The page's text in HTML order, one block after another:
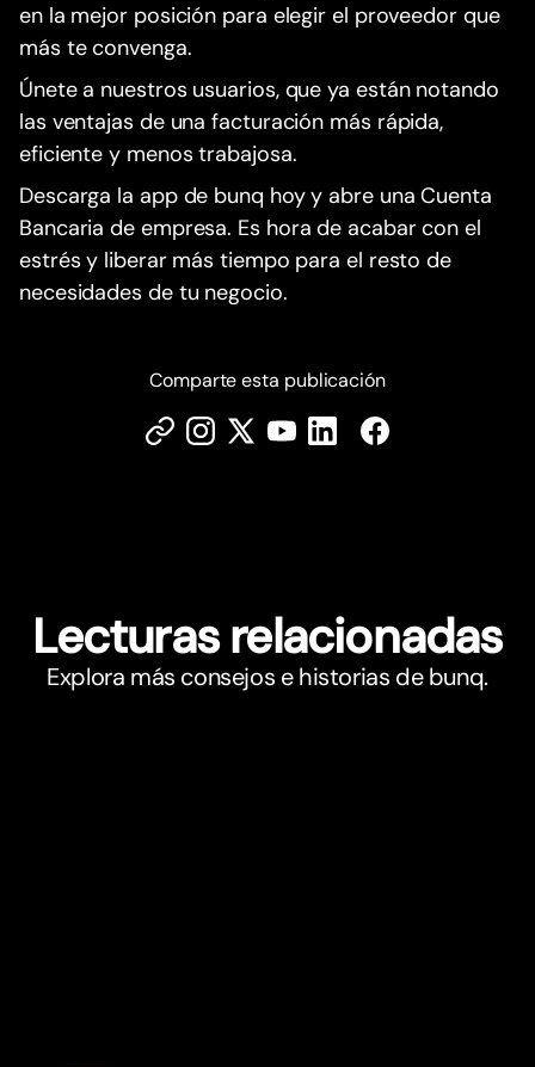
en la mejor posición para elegir el proveedor que
más te convenga.
Únete a nuestros usuarios, que ya están notando
las ventajas de una facturación más rápida,
eficiente y menos trabajosa.
Descarga la app de bunq hoy y abre una Cuenta
Bancaria de empresa. Es hora de acabar con el
estrés y liberar más tiempo para el resto de
necesidades de tu negocio.
Comparte esta publicación
Lecturas relacionadas
Explora más consejos e historias de bunq.